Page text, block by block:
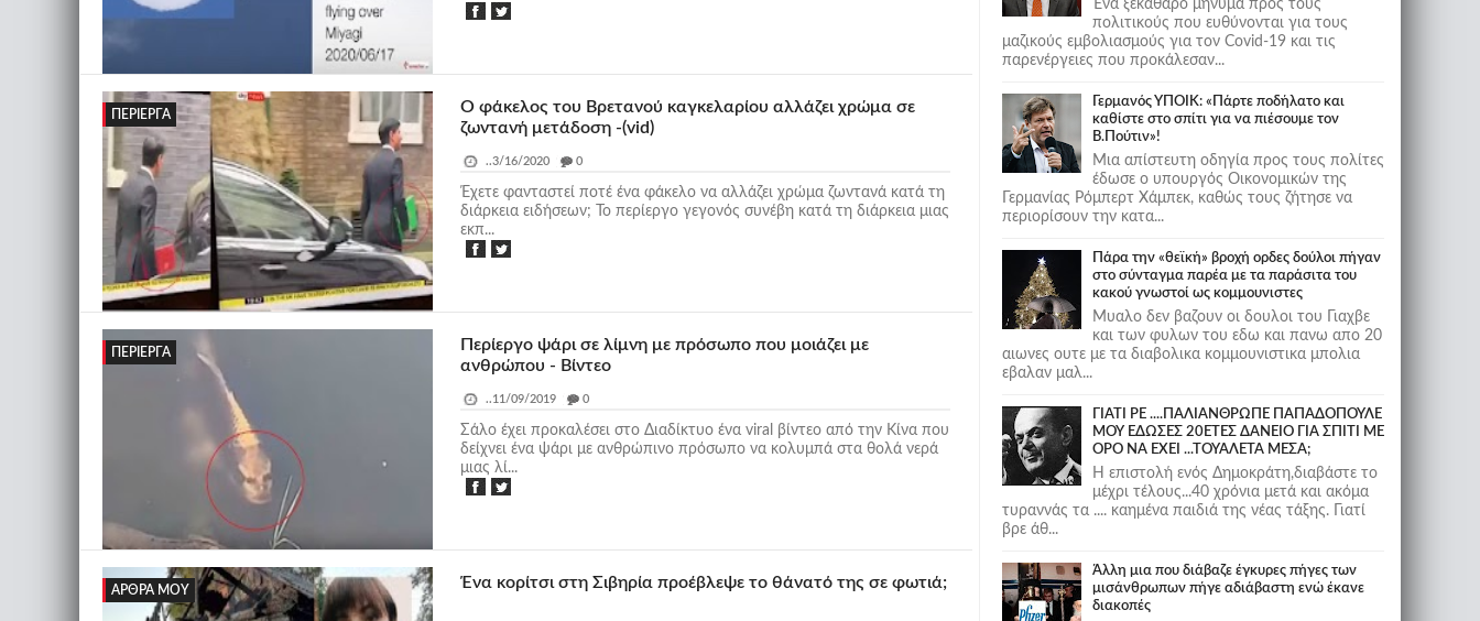
ΠΕΡΊΕΡΓΑ
Ο φάκελος του Βρετανού καγκελαρίου αλλάζει χρώμα σε
ζωντανή μετάδοση -(vid)
..3/16/2020 _ 0
Έχετε φανταστεί ποτέ ένα φάκελο να αλλάζει χρώμα ζωντανά κατά τη
διάρκεια ειδήσεων; Το περίεργο γεγονός συνέβη κατά τη διάρκεια μιας
εκπ...
ΠΕΡΊΕΡΓΑ
Περίεργο ψάρι σε λίμνη με πρόσωπο που μοιάζει με
ανθρώπου - Βίντεο
..11/09/2019 _ 0
Σάλο έχει προκαλέσει στο Διαδίκτυο ένα viral βίντεο από την Κίνα που
δείχνει ένα ψάρι με ανθρώπινο πρόσωπο να κολυμπά στα θολά νερά
μιας λί...
ΆΡΘΡΑ ΜΟΥ Ένα κορίτσι στη Σιβηρία προέβλεψε το θάνατό της σε φωτιά;
Ένα ξεκάθαρο μήνυμα προς τους
πολιτικούς που ευθύνονται για τους
μαζικούς εμβολιασμούς για τον Covid-19 και τις
παρενέργειες που προκάλεσαν...
Γερμανός ΥΠΟΙΚ: «Πάρτε ποδήλατο και
καθίστε στο σπίτι για να πιέσουμε τον
Β.Πούτιν»!
Μια απίστευτη οδηγία προς τους πολίτες
έδωσε ο υπουργός Οικονομικών της
Γερμανίας Ρόμπερτ Χάμπεκ, καθώς τους ζήτησε να
περιορίσουν την κατα...
Πάρα την «θεϊκή» βροχή ορδες δούλοι πήγαν
στο σύνταγμα παρέα με τα παράσιτα του
κακού γνωστοί ως κομμουνιστες
Μυαλο δεν βαζουν οι δουλοι του Γιαχβε
και των φυλων του εδω και πανω απο 20
αιωνες ουτε με τα διαβολικα κομμουνιστικα μπολια
εβαλαν μαλ...
ΓΙΑΤΙ ΡΕ ....ΠΑΛΙΑΝΘΡΩΠΕ ΠΑΠΑΔΟΠΟΥΛΕ
ΜΟΥ ΕΔΩΣΕΣ 20ΕΤΕΣ ΔΑΝΕΙΟ ΓΙΑ ΣΠΙΤΙ ΜΕ
ΟΡΟ ΝΑ ΕΧΕΙ ...ΤΟΥΑΛΕΤΑ ΜΕΣΑ;
Η επιστολή ενός Δημοκράτη,διαβάστε το
μέχρι τέλους...40 χρόνια μετά και ακόμα
τυραννάς τα .... καημένα παιδιά της νέας τάξης. Γιατί
βρε άθ...
Άλλη μια που διάβαζε έγκυρες πήγες των
μισάνθρωπων πήγε αδιάβαστη ενώ έκανε
διακοπές